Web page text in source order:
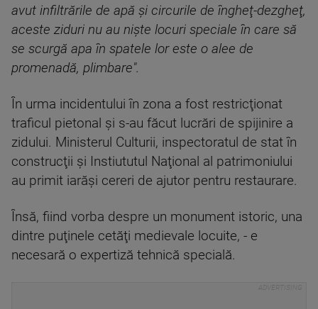
avut infiltrările de apă şi circurile de îngheţ-dezgheţ,
aceste ziduri nu au nişte locuri speciale în care să
se scurgă apa în spatele lor este o alee de
promenadă, plimbare".
În urma incidentului în zona a fost restricţionat
traficul pietonal şi s-au făcut lucrări de spijinire a
zidului. Ministerul Culturii, inspectoratul de stat în
construcţii şi Instiututul Naţional al patrimoniului
au primit iarăşi cereri de ajutor pentru restaurare.
Însă, fiind vorba despre un monument istoric, una
dintre puţinele cetăţi medievale locuite, - e
necesară o expertiză tehnică specială.